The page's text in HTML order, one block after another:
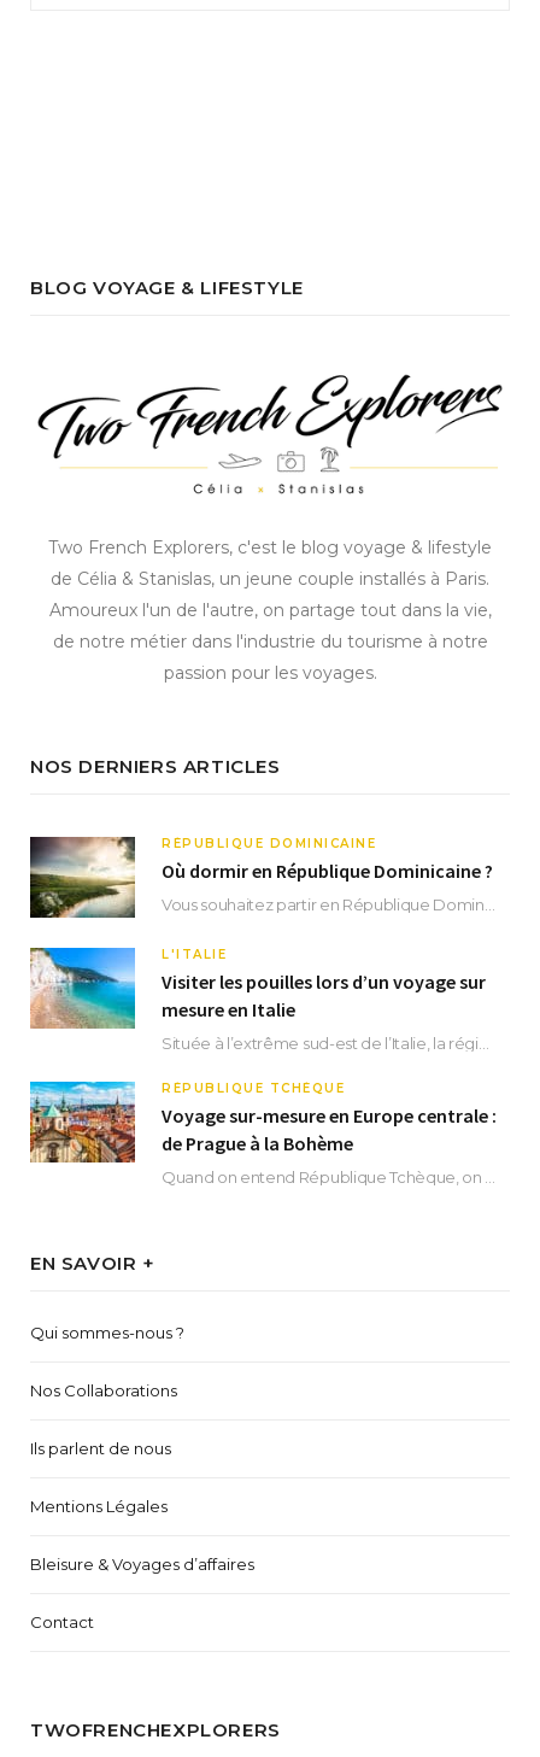
BLOG VOYAGE & LIFESTYLE
Two French Explorers, c'est le blog voyage & lifestyle
de Célia & Stanislas, un jeune couple installés à Paris.
Amoureux l'un de l'autre, on partage tout dans la vie,
de notre métier dans l'industrie du tourisme à notre
passion pour les voyages.
NOS DERNIERS ARTICLES
RÉPUBLIQUE DOMINICAINE
Où dormir en République Dominicaine ?
L'ITALIE
Visiter les pouilles lors d’un voyage sur
mesure en Italie
RÉPUBLIQUE TCHÈQUE
Voyage sur-mesure en Europe centrale :
de Prague à la Bohème
EN SAVOIR +
Qui sommes-nous ?
Nos Collaborations
Ils parlent de nous
Mentions Légales
Bleisure & Voyages d’affaires
Contact
TWOFRENCHEXPLORERS